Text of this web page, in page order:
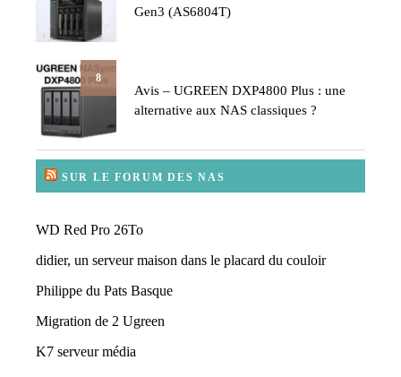
Gen3 (AS6804T)
8
Avis – UGREEN DXP4800 Plus : une
alternative aux NAS classiques ?
SUR LE FORUM DES NAS
WD Red Pro 26To
didier, un serveur maison dans le placard du couloir
Philippe du Pats Basque
Migration de 2 Ugreen
K7 serveur média